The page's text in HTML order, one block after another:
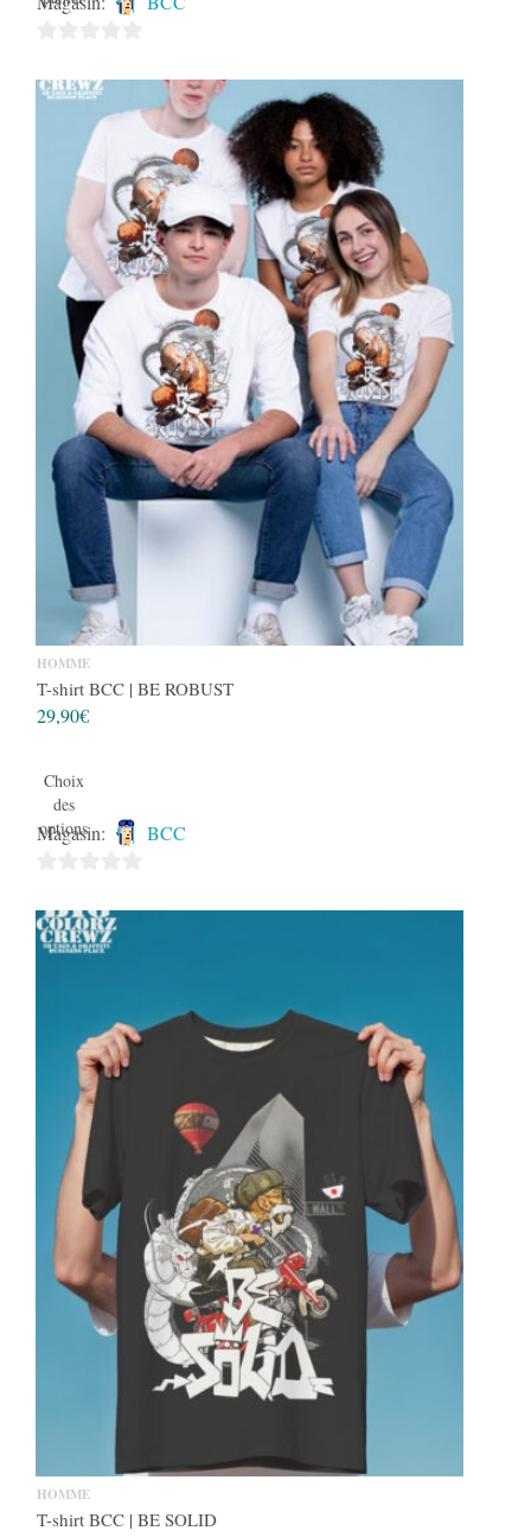
sur
HOMME
T-shirt BCC | BE ROBUST
29,90€
Choix
des
options
Magasin: BCC
sur
5
HOMME
T-shirt BCC | BE SOLID